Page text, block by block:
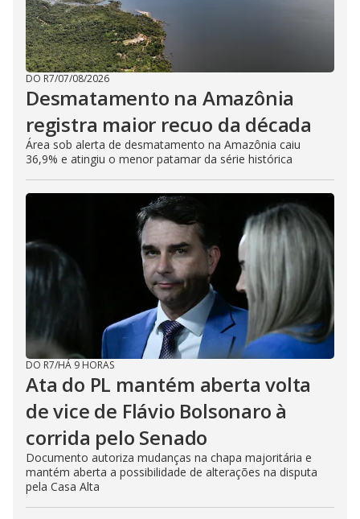
DO R7/07/08/2026
Desmatamento na Amazônia
registra maior recuo da década
Área sob alerta de desmatamento na Amazônia caiu
36,9% e atingiu o menor patamar da série histórica
DO R7/HÁ 9 HORAS
Ata do PL mantém aberta volta
de vice de Flávio Bolsonaro à
corrida pelo Senado
Documento autoriza mudanças na chapa majoritária e
mantém aberta a possibilidade de alterações na disputa
pela Casa Alta